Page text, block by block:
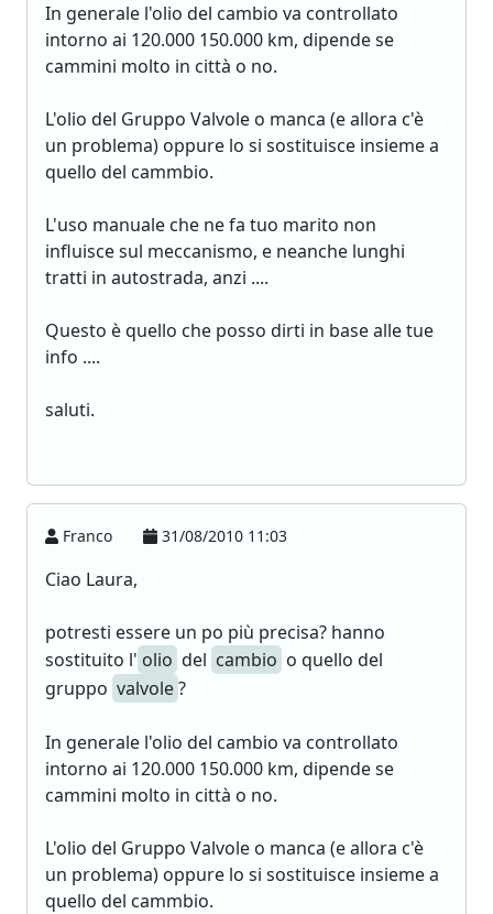
In generale l'olio del cambio va controllato
intorno ai 120.000 150.000 km, dipende se
cammini molto in città o no.
L'olio del Gruppo Valvole o manca (e allora c'è
un problema) oppure lo si sostituisce insieme a
quello del cammbio.
L'uso manuale che ne fa tuo marito non
influisce sul meccanismo, e neanche lunghi
tratti in autostrada, anzi ....
Questo è quello che posso dirti in base alle tue
info ....
saluti.
Franco 31/08/2010 11:03
Ciao Laura,
potresti essere un po più precisa? hanno
sostituito l' olio del cambio o quello del
gruppo valvole?
In generale l'olio del cambio va controllato
intorno ai 120.000 150.000 km, dipende se
cammini molto in città o no.
L'olio del Gruppo Valvole o manca (e allora c'è
un problema) oppure lo si sostituisce insieme a
quello del cammbio.